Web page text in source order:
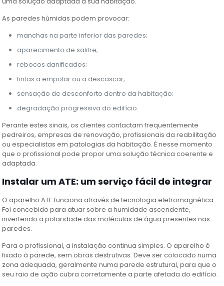
As paredes húmidas podem provocar:
manchas na parte inferior das paredes;
aparecimento de salitre;
rebocos danificados;
tintas a empolar ou a descascar;
sensação de desconforto dentro da habitação;
degradação progressiva do edifício.
Perante estes sinais, os clientes contactam frequentemente
pedreiros, empresas de renovação, profissionais da reabilitação
ou especialistas em patologias da habitação. É nesse momento
que o profissional pode propor uma solução técnica coerente e
adaptada.
Instalar um ATE: um serviço fácil de integrar
O aparelho ATE funciona através de tecnologia eletromagnética.
Foi concebido para atuar sobre a humidade ascendente,
invertendo a polaridade das moléculas de água presentes nas
paredes.
Para o profissional, a instalação continua simples. O aparelho é
fixado à parede, sem obras destrutivas. Deve ser colocado numa
zona adequada, geralmente numa parede estrutural, para que o
seu raio de ação cubra corretamente a parte afetada do edifício.